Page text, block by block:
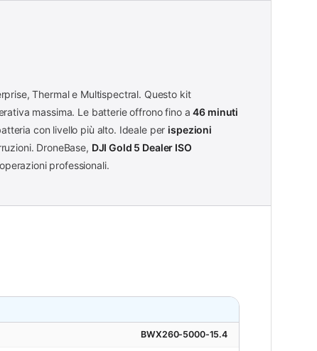
Thermal e Multispectral. Questo kit
massima. Le batterie offrono fino a46 minuti
con livello più alto. Ideale per ispezioni
DroneBase, DJI Gold 5 Dealer ISO
professionali.
BWX260-5000-15.4